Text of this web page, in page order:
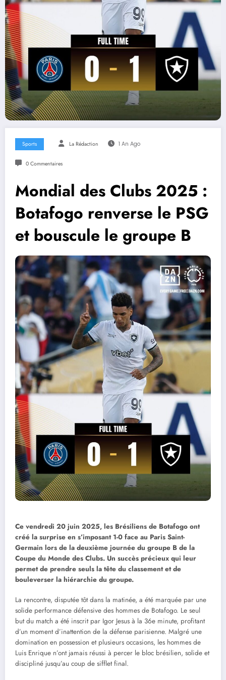
Sports La Rédaction 1 An Ago
0 Commentaires
Mondial des Clubs 2025 :
Botafogo renverse le PSG
et bouscule le groupe B
Ce vendredi 20 juin 2025, les Brésiliens de Botafogo ont
créé la surprise en s’imposant 1-0 face au Paris Saint-
Germain lors de la deuxième journée du groupe B de la
Coupe du Monde des Clubs. Un succès précieux qui leur
permet de prendre seuls la tête du classement et de
bouleverser la hiérarchie du groupe.
La rencontre, disputée tôt dans la matinée, a été marquée par une
solide performance défensive des hommes de Botafogo. Le seul
but du match a été inscrit par Igor Jesus à la 36e minute, profitant
d’un moment d’inattention de la défense parisienne. Malgré une
domination en possession et plusieurs occasions, les hommes de
Luis Enrique n’ont jamais réussi à percer le bloc brésilien, solide et
discipliné jusqu’au coup de sifflet final.